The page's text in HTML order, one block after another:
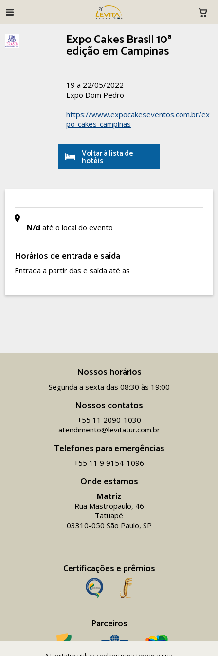
Expo Cakes Brasil 10ª
edição em Campinas
19 a 22/05/2022
Expo Dom Pedro
https://www.expocakeseventos.com.br/ex
po-cakes-campinas
Voltar à lista de
hotéis
- -
N/d até o local do evento
Horários de entrada e saída
Entrada a partir das e saída até as
Onde estamos
Matriz
Rua Mastropaulo, 46
Tatuapé
03310-050 São Paulo, SP
Certificações e prêmios
Parceiros
Nossos horários
Segunda a sexta das 08:30 às 19:00
Nossos contatos
+55 11 2090-1030
atendimento@levitatur.com.br
Telefones para emergências
+55 11 9 9154-1096‬